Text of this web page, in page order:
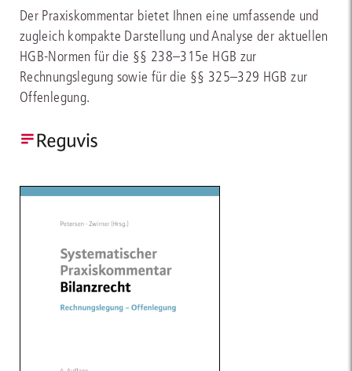
Der Praxiskommentar bietet Ihnen eine umfassende und
zugleich kompakte Darstellung und Analyse der aktuellen
HGB-Normen für die §§ 238–315e HGB zur
Rechnungslegung sowie für die §§ 325–329 HGB zur
Offenlegung.